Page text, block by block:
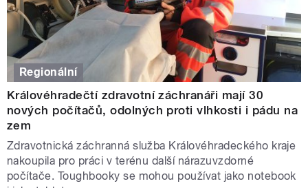
Regionální
Královéhradečtí zdravotní záchranáři mají 30
nových počítačů, odolných proti vlhkosti i pádu na
zem
Zdravotnická záchranná služba Královéhradeckého kraje
nakoupila pro práci v terénu další nárazuvzdorné
počítače. Toughbooky se mohou používat jako notebook